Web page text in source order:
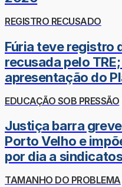
REGISTRO RECUSADO
Fúria teve registro
recusada pelo
apresentação do
EDUCAÇÃO SOB PRESSÃO
Justiça barra
Porto Velho e
por dia a
TAMANHO DO PROBLEMA